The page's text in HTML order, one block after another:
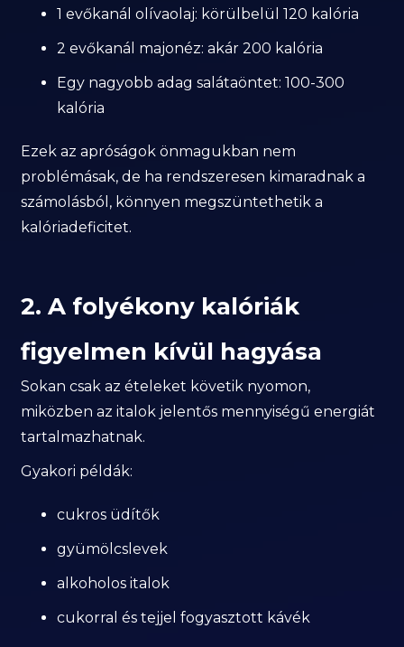
1 evőkanál olívaolaj: körülbelül 120 kalória
2 evőkanál majonéz: akár 200 kalória
Egy nagyobb adag salátaöntet: 100-300
kalória
Ezek az apróságok önmagukban nem
problémásak, de ha rendszeresen kimaradnak a
számolásból, könnyen megszüntethetik a
kalóriadeficitet.
2. A folyékony kalóriák
figyelmen kívül hagyása
Sokan csak az ételeket követik nyomon,
miközben az italok jelentős mennyiségű energiát
tartalmazhatnak.
Gyakori példák:
cukros üdítők
gyümölcslevek
alkoholos italok
cukorral és tejjel fogyasztott kávék